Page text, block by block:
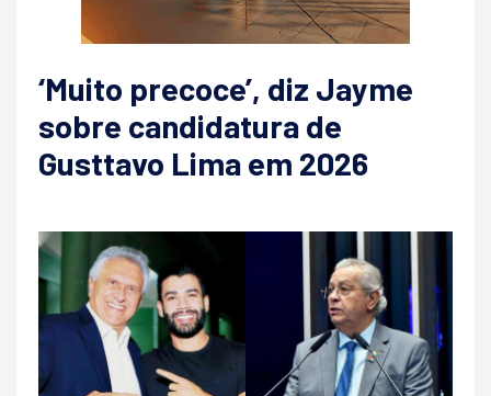
‘Muito precoce’, diz Jayme
sobre candidatura de
Gusttavo Lima em 2026